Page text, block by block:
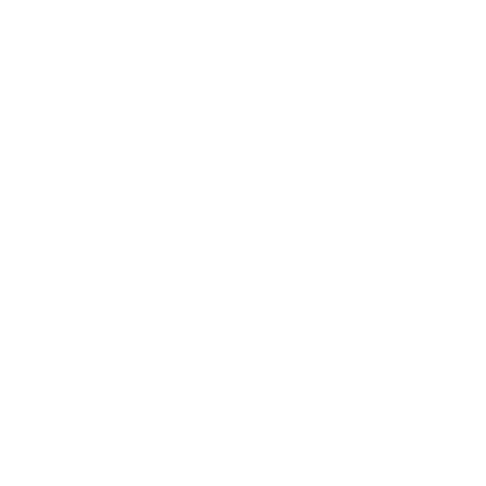
供させていただ
御機器販売店・
にご登録され
社の共同利用者
とをご了承くだ
ありません。
です。
ず変更すること
、
貨物等」とい
これらの製造装
通知します。
、取り引きをい
ムロン制御